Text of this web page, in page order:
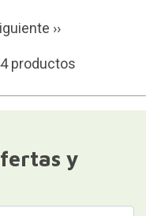
››
productos
y